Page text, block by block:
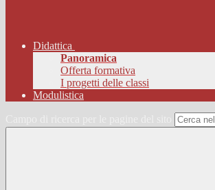
Didattica
Panoramica
Offerta formativa
I progetti delle classi
Modulistica